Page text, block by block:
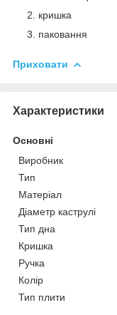
кришка
паковання
Приховати
Характеристики
Основні
Виробник
Тип
Матеріал
Діаметр каструлі
Тип дна
Кришка
Ручка
Колір
Тип плити